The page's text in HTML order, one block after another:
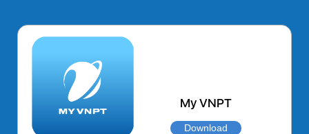
My VNPT
Download